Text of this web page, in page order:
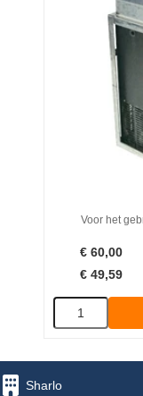
Voor het
€ 60,00
€ 49,59
Sharlo